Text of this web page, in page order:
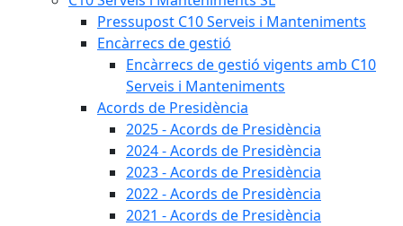
Pressupost C10 Serveis i Manteniments
Encàrrecs de gestió
Encàrrecs de gestió vigents amb C10
Serveis i Manteniments
Acords de Presidència
2025 - Acords de Presidència
2024 - Acords de Presidència
2023 - Acords de Presidència
2022 - Acords de Presidència
2021 - Acords de Presidència